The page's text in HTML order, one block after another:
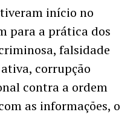
início no
para a prática dos
falsidade
corrupção
contra a ordem
as informações, o